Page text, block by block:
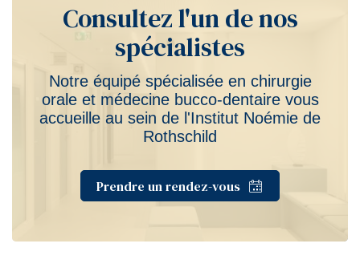
Consultez l'un de nos
spécialistes
Notre équipé spécialisée en chirurgie
orale et médecine bucco-dentaire vous
accueille au sein de l'Institut Noémie de
Rothschild
Prendre un rendez-vous